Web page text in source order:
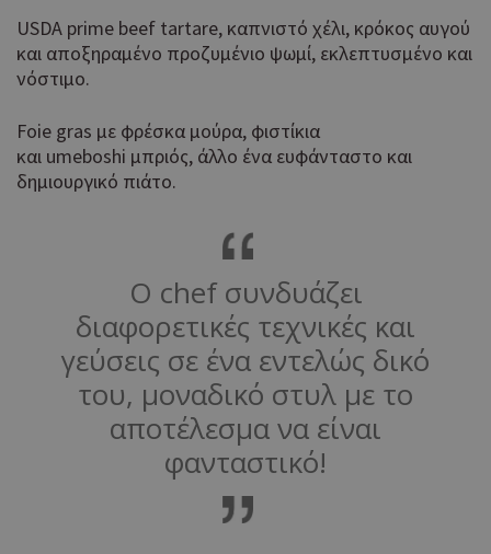
USDA prime beef tartare, καπνιστό χέλι, κρόκος αυγού
και αποξηραμένο προζυμένιο ψωμί, εκλεπτυσμένο και
νόστιμο.
Foie gras με φρέσκα μούρα, φιστίκια
και umeboshi μπριός, άλλο ένα ευφάνταστο και
δημιουργικό πιάτο.
Ο chef συνδυάζει
διαφορετικές τεχνικές και
γεύσεις σε ένα εντελώς δικό
του, μοναδικό στυλ με το
αποτέλεσμα να είναι
φανταστικό!